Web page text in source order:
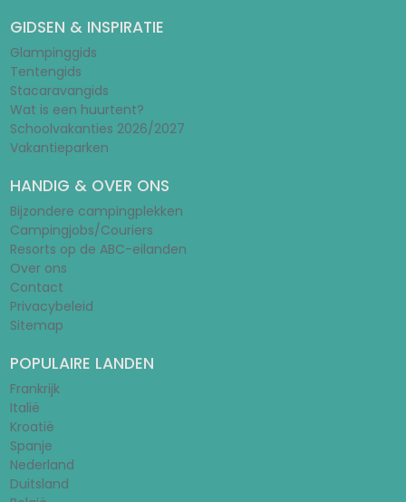
GIDSEN & INSPIRATIE
Glampinggids
Tentengids
Stacaravangids
Wat is een huurtent?
Schoolvakanties 2026/2027
Vakantieparken
HANDIG & OVER ONS
Bijzondere campingplekken
Campingjobs/Couriers
Resorts op de ABC-eilanden
Over ons
Contact
Privacybeleid
Sitemap
POPULAIRE LANDEN
Frankrijk
Italië
Kroatië
Spanje
Nederland
Duitsland